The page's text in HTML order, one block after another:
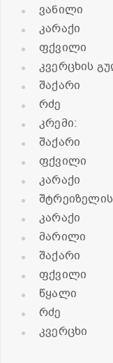
ვანილი
კარაქი
ფქვილი
კვერცხის
შაქარი
რძე
კრემი:
შაქარი
ფქვილი
კარაქი
კარაქი
მარილი
შაქარი
ფქვილი
წყალი
რძე
კვერცხი